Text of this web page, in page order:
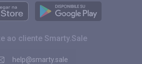
ao cliente Smarty.Sale
help@smarty.sale